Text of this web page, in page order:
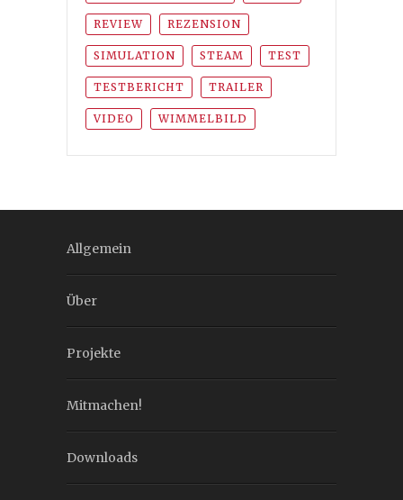
REVIEW REZENSION
SIMULATION STEAM TEST
TESTBERICHT TRAILER
VIDEO WIMMELBILD
Allgemein
Über
Projekte
Mitmachen!
Downloads